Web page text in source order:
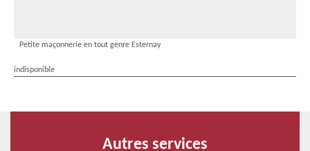
Petite maçonnerie en tout genre Esternay
indisponible
Autres services